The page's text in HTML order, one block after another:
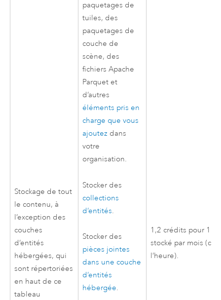
Stockage de tout
le contenu, à
l’exception des
couches
d’entités
hébergées, qui
sont répertoriées
en haut de ce
tableau
paquetages de
tuiles, des
paquetages de
couche de
scène, des
fichiersApache
Parquet et
d’autres
éléments pris en
charge que vous
ajoutez dans
votre
organisation.
Stocker des
collections
d’entités.
Stocker des
pièces jointes
dans une couche
d’entités
hébergée.
1,2 crédits pour 1
stocké par mois
l’heure).